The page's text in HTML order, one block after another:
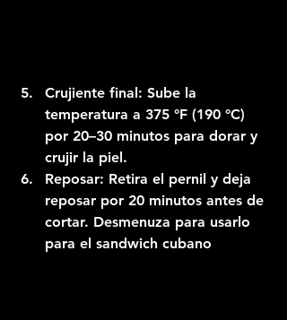
Crujiente final: Sube la
temperatura a 375 °F (190 °C)
por 20–30 minutos para dorar y
crujir la piel.
Reposar: Retira el pernil y deja
reposar por 20 minutos antes de
cortar. Desmenuza para usarlo
para el sandwich cubano